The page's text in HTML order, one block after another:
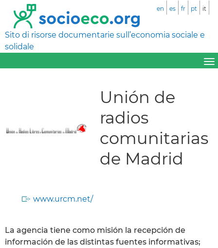
Sito di risorse documentarie sull’economia sociale e
solidale
en es fr pt it
Unión de
radios
comunitarias
de Madrid
www.urcm.net/
La agencia tiene como misión la recepción de
información de las distintas fuentes informativas;